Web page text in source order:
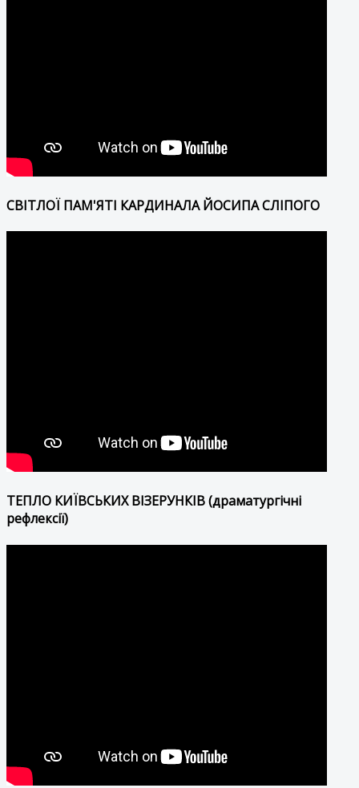
СВІТЛОЇ ПАМ'ЯТІ КАРДИНАЛА ЙОСИПА СЛІПОГО
ТЕПЛО КИЇВСЬКИХ ВІЗЕРУНКІВ (драматургічні
рефлексії)